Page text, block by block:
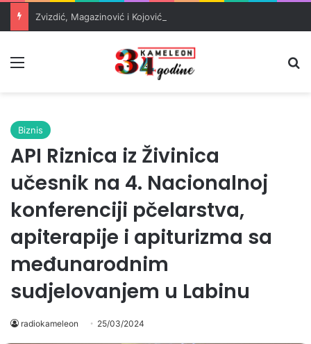
Biznis
API Riznica iz Živinica
učesnik na 4. Nacionalnoj
konferenciji pčelarstva,
apiterapije i apiturizma sa
međunarodnim
sudjelovanjem u Labinu
radiokameleon 25/03/2024